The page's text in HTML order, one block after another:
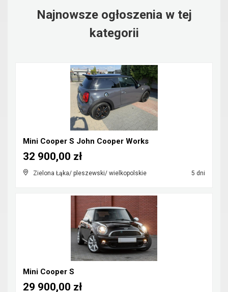
Najnowsze ogłoszenia w tej
kategorii
Mini Cooper S John Cooper Works
Zielona Łąka/ pleszewski/ wielkopolskie 5 dni
32 900,00 zł
Mini Cooper S
29 900,00 zł